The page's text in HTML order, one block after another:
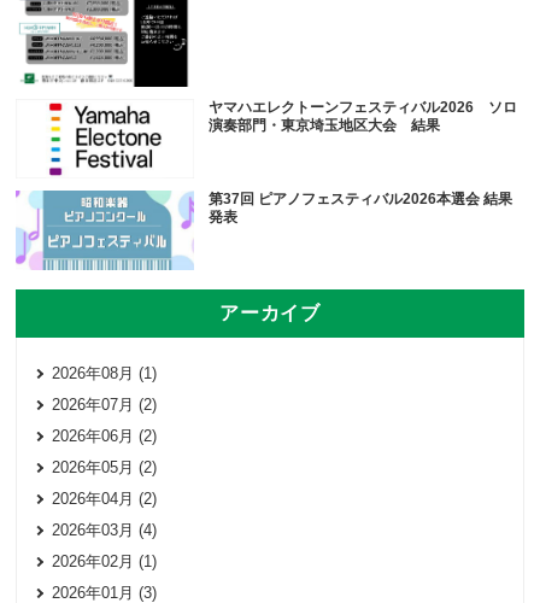
ヤマハエレクトーンフェスティバル2026 ソロ
演奏部門・東京埼玉地区大会 結果
第37回 ピアノフェスティバル2026本選会 結果
発表
アーカイブ
2026年08月 (1)
2026年07月 (2)
2026年06月 (2)
2026年05月 (2)
2026年04月 (2)
2026年03月 (4)
2026年02月 (1)
2026年01月 (3)